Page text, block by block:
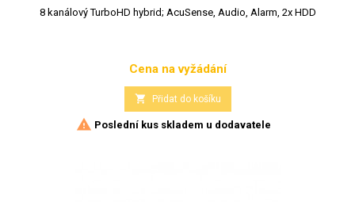
8 kanálový TurboHD hybrid; AcuSense, Audio, Alarm, 2x HDD
Cena
Cena na vyžádání
 Přidat do košíku
 Poslední kus skladem u dodavatele